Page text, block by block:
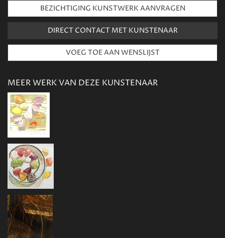
BEZICHTIGING KUNSTWERK AANVRAGEN
DIRECT CONTACT MET KUNSTENAAR
MEER WERK VAN DEZE KUNSTENAAR